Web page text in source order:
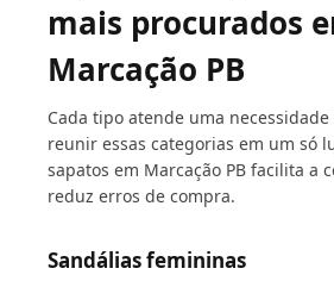
mais procurados
Marcação PB
Cada tipo atende uma necessidade
reunir essas categorias em um só
sapatos em Marcação PB facilita a
reduz erros de compra.
Sandálias femininas